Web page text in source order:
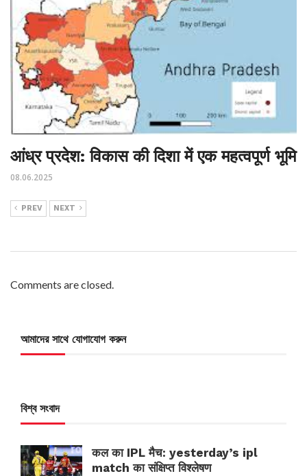
आंध्र प्रदेश: विकास की दिशा में एक महत्वपूर्ण भूमि
08.06.2025
PREV NEXT
Comments are closed.
আমাদের সাথে যোগাযোগ করুন
বিশ্ব সংবাদ
कल का IPL मैच: yesterday’s ipl
match का संक्षिप्त विश्लेषण